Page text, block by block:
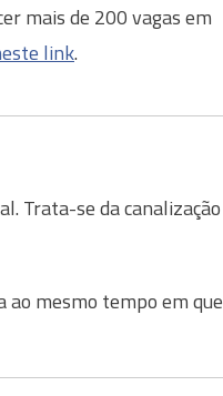
mais de 200 vagas em
link.
Trata-se da canalização
ao mesmo tempo em que